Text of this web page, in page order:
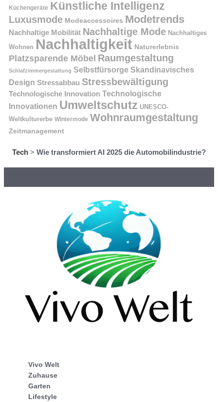
Küchengeräte Künstliche Intelligenz
Luxusmode Modeaccessoires Modetrends
Nachhaltige Mobilität Nachhaltige Mode Nachhaltiges
Wohnen Nachhaltigkeit Naturerlebnis
Platzsparende Möbel Raumgestaltung
Schlafzimmergestaltung Selbstfürsorge Skandinavisches
Design Stressabbau Stressbewältigung
Technologische Innovation Technologische
Innovationen Umweltschutz UNESCO-
Weltkulturerbe Wintermode Wohnraumgestaltung
Zeitmanagement
Tech > Wie transformiert AI 2025 die Automobilindustrie?
Vivo Welt
Zuhause
Garten
Lifestyle